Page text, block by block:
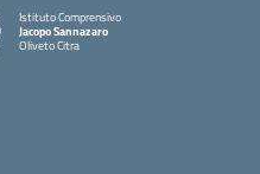
Istituto Comprensivo
Jacopo Sannazaro
Oliveto Citra